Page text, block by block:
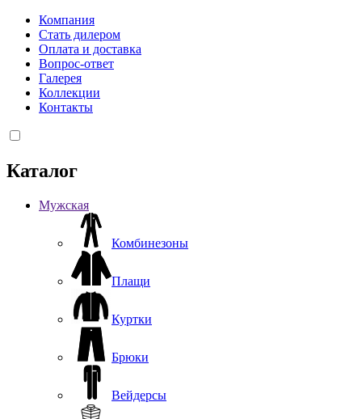
Компания
Стать дилером
Оплата и доставка
Вопрос-ответ
Галерея
Коллекции
Контакты
Каталог
Мужская
Комбинезоны
Плащи
Куртки
Брюки
Вейдерсы